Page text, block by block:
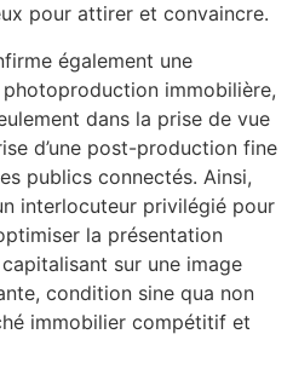
pour attirer et convaincre.
également une
immobilière,
dans la prise de vue
d’une post-production fine
publics connectés. Ainsi,
interlocuteur privilégié pour
la présentation
sur une image
condition sine qua non
immobilier compétitif et